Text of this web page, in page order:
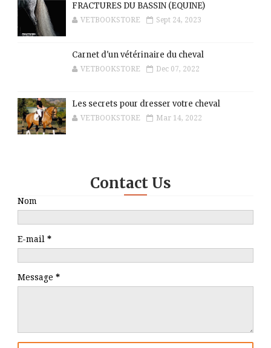
FRACTURES DU BASSIN (EQUINE)
VETBOOKSTORE Sept 24, 2023
Carnet d'un vétérinaire du cheval
VETBOOKSTORE Dec 07, 2022
Les secrets pour dresser votre cheval
VETBOOKSTORE Mar 14, 2022
Contact Us
Nom
E-mail *
Message *